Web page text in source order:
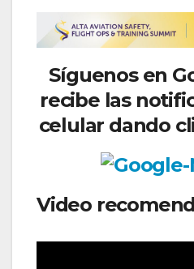
Síguenos en
recibe las
celular dando
Video